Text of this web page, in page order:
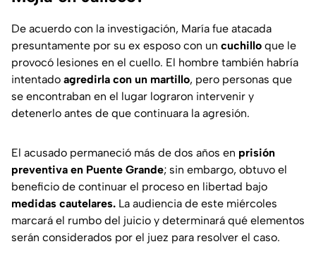
De acuerdo con la investigación, María fue atacada
presuntamente por su ex esposo con un cuchillo que le
provocó lesiones en el cuello. El hombre también habría
intentado agredirla con un martillo, pero personas que
se encontraban en el lugar lograron intervenir y
detenerlo antes de que continuara la agresión.
El acusado permaneció más de dos años en prisión
preventiva en Puente Grande; sin embargo, obtuvo el
beneficio de continuar el proceso en libertad bajo
medidas cautelares. La audiencia de este miércoles
marcará el rumbo del juicio y determinará qué elementos
serán considerados por el juez para resolver el caso.